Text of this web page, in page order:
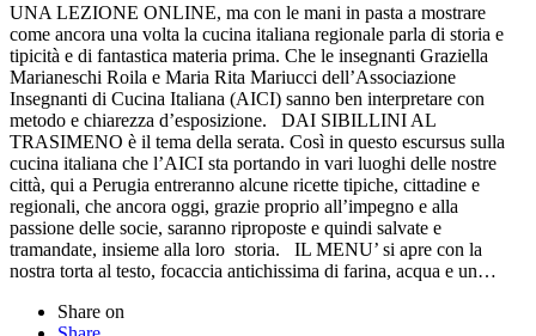
UNA LEZIONE ONLINE, ma con le mani in pasta a mostrare
come ancora una volta la cucina italiana regionale parla di storia e
tipicità e di fantastica materia prima. Che le insegnanti Graziella
Marianeschi Roila e Maria Rita Mariucci dell’Associazione
Insegnanti di Cucina Italiana (AICI) sanno ben interpretare con
metodo e chiarezza d’esposizione. DAI SIBILLINI AL
TRASIMENO è il tema della serata. Così in questo escursus sulla
cucina italiana che l’AICI sta portando in vari luoghi delle nostre
città, qui a Perugia entreranno alcune ricette tipiche, cittadine e
regionali, che ancora oggi, grazie proprio all’impegno e alla
passione delle socie, saranno riproposte e quindi salvate e
tramandate, insieme alla loro storia. IL MENU’ si apre con la
nostra torta al testo, focaccia antichissima di farina, acqua e un…
Share on